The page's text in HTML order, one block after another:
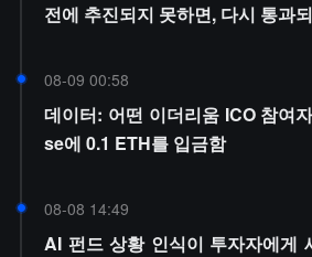
전에 추진되지 못하면, 다시 통과
08-09 00:58
데이터: 어떤 이더리움 ICO 참여
se에 0.1 ETH를 입금함
08-08 14:49
AI 펀드 상황 인식이 투자자에게